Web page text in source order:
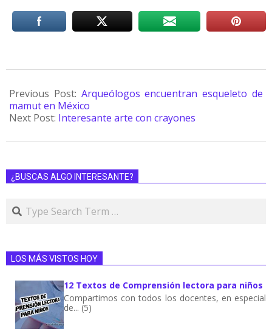
Previous Post: Arqueólogos encuentran esqueleto de
mamut en México
Next Post: Interesante arte con crayones
¿BUSCAS ALGO INTERESANTE?
LOS MÁS VISTOS HOY
12 Textos de Comprensión lectora para niños
Compartimos con todos los docentes, en especial
de... (5)